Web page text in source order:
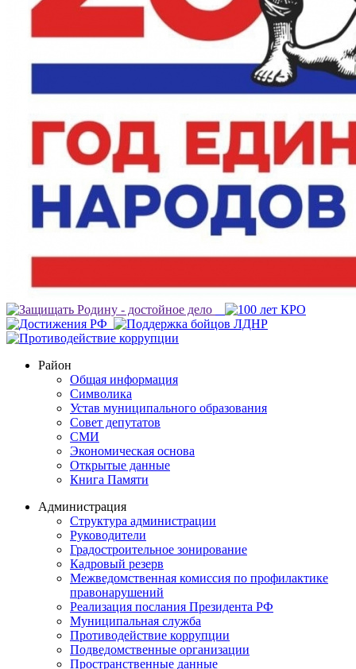
Район
Общая информация
Символика
Устав муниципального образования
Совет депутатов
СМИ
Экономическая основа
Открытые данные
Книга Памяти
Администрация
Структура администрации
Руководители
Градостроительное зонирование
Кадровый резерв
Межведомственная комиссия по профилактике
правонарушений
Реализация послания Президента РФ
Муниципальная служба
Противодействие коррупции
Подведомственные организации
Пространственные данные